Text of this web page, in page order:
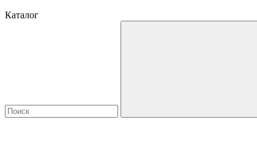
Каталог